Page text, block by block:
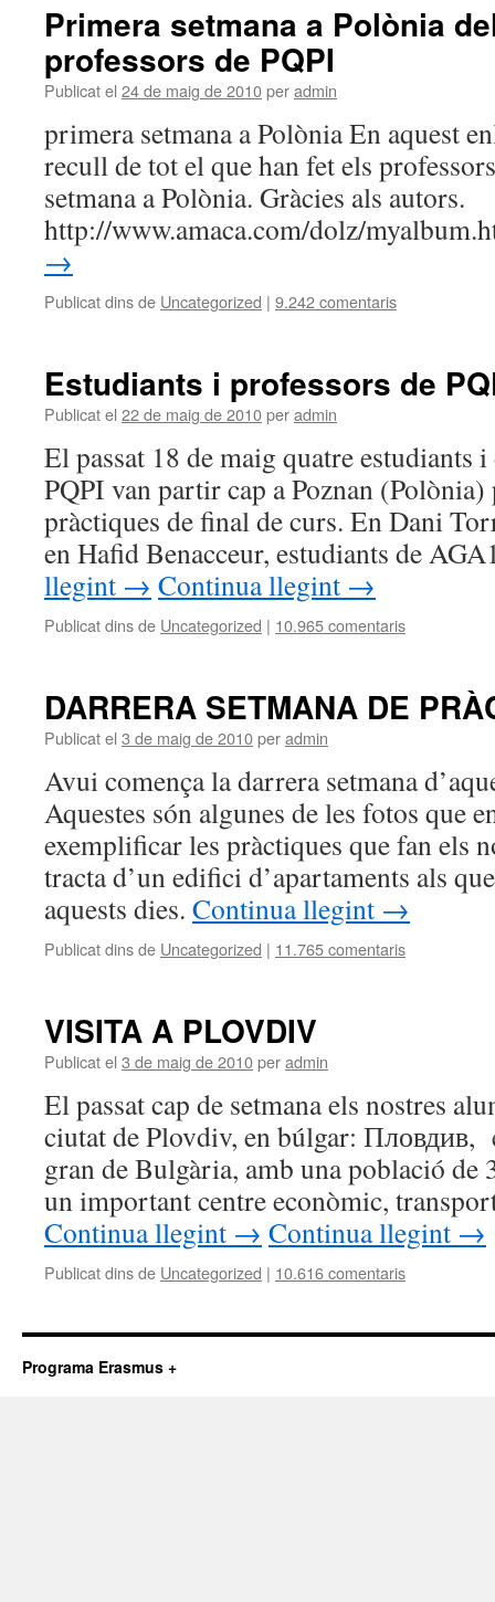
Primera setmana a Polònia
professors de PQPI
Publicat el 24 de maig de 2010peradmin
primera setmana a Polònia En aquest
recull de tot el que han fet els
setmana a Polònia. Gràcies als autors.
http://www.amaca.com/dolz/
→
Publicat dins de Uncategorized | 9.242 comentaris
Estudiants i professors de
Publicat el 22 de maig de 2010peradmin
El passat 18 de maig quatre estudiants
PQPI van partir cap a Poznan
pràctiques de final de curs. En Dani
en Hafid Benacceur, estudiants de
llegint → Continua llegint →
Publicat dins de Uncategorized | 10.965 comentaris
DARRERA SETMANA DE
Publicat el 3 de maig de 2010peradmin
Avui comença la darrera setmana
Aquestes són algunes de les fotos que
exemplificar les pràctiques que fan els
tracta d’un edifici d’apartaments als
aquests dies. Continua llegint →
Publicat dins de Uncategorized | 11.765 comentaris
VISITA A PLOVDIV
Publicat el 3 de maig de 2010peradmin
El passat cap de setmana els nostres
ciutat de Plovdiv, en búlgar: Пловдив,
gran de Bulgària, amb una població
un important centre econòmic,
Continua llegint → Continua llegint →
Publicat dins de Uncategorized | 10.616 comentaris
Programa Erasmus +